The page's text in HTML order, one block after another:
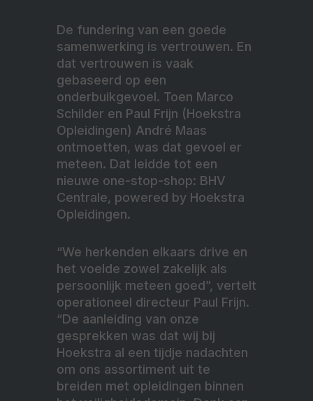
De fundering van een goede
samenwerking is vertrouwen. En
dat vertrouwen is vaak
gebaseerd op een
onderbuikgevoel. Toen Marco
Schilder en Paul Frijn (Hoekstra
Opleidingen) André Maas
ontmoetten, was dat gevoel er
meteen. Dat leidde tot een
nieuwe one-stop-shop: BHV
Centrale, powered by Hoekstra
Opleidingen.
“We herkenden elkaars drive en
het voelde zowel zakelijk als
persoonlijk meteen goed”, vertelt
operationeel directeur Paul Frijn.
“De aanleiding van onze
gesprekken was dat wij bij
Hoekstra al een tijdje nadachten
om ons assortiment uit te
breiden met opleidingen binnen